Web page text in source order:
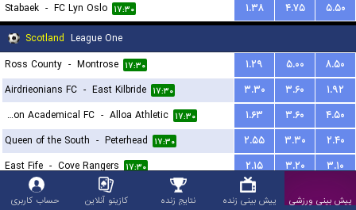
Stabaek - FC Lyn Oslo ۱۷:۳۰ ۱.۳۸ ۴.۷۵
۵.۵۰
Scotland League One
Ross County - Montrose ۱۷:۳۰ ۱.۲۹ ۵.۰۰
۸.۵۰
Airdrieonians FC - East Kilbride ۱۷:۳۰ ۳.۳۰ ۳.۶۰
۱.۹۲
Hamilton Academical FC
- Alloa Athletic ۱۷:۳۰ ۱.۶۳ ۳.۶۰
۴.۵۰
Queen of the South - Peterhead ۱۷:۳۰ ۲.۵۵ ۳.۳۰
۲.۴۰
East Fife - Cove Rangers ۱۷:۳۰ ۲.۱۵ ۳.۲۰
۳.۱۰
Romania
Liga I پیش بینی ورزشی پیش بینی زنده نتایج زنده کازینو آنلاین حساب کاربری